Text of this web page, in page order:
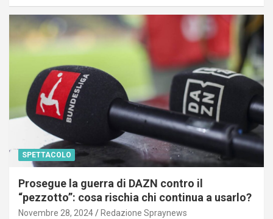
SPETTACOLO
Prosegue la guerra di DAZN contro il
“pezzotto”: cosa rischia chi continua a usarlo?
Novembre 28, 2024 Redazione Spraynews